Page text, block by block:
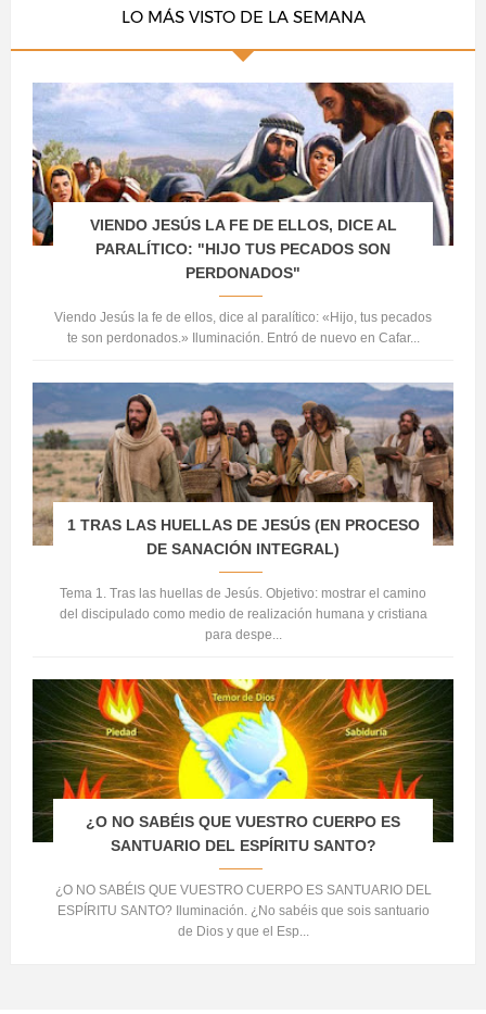
LO MÁS VISTO DE LA SEMANA
VIENDO JESÚS LA FE DE ELLOS, DICE AL
PARALÍTICO: "HIJO TUS PECADOS SON
PERDONADOS"
Viendo Jesús la fe de ellos, dice al paralítico: «Hijo, tus pecados
te son perdonados.» Iluminación. Entró de nuevo en Cafar...
1 TRAS LAS HUELLAS DE JESÚS (EN PROCESO
DE SANACIÓN INTEGRAL)
Tema 1. Tras las huellas de Jesús. Objetivo: mostrar el camino
del discipulado como medio de realización humana y cristiana
para despe...
¿O NO SABÉIS QUE VUESTRO CUERPO ES
SANTUARIO DEL ESPÍRITU SANTO?
¿O NO SABÉIS QUE VUESTRO CUERPO ES SANTUARIO DEL
ESPÍRITU SANTO? Iluminación. ¿No sabéis que sois santuario
de Dios y que el Esp...